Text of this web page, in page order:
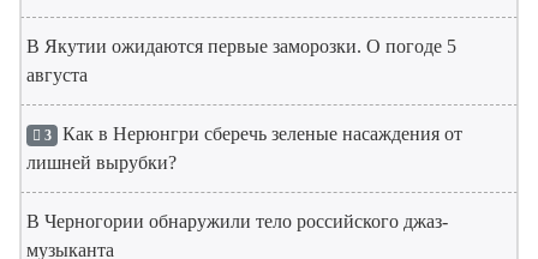
В Якутии ожидаются первые заморозки. О погоде 5
августа
3 Как в Нерюнгри сберечь зеленые насаждения от
лишней вырубки?
В Черногории обнаружили тело российского джаз-
музыканта